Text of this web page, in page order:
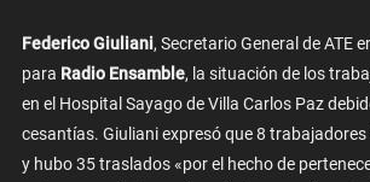
Federico Giuliani, Secretario General de ATE
para Radio Ensamble, la situación de los
en el Hospital Sayago de Villa Carlos Paz
cesantías. Giuliani expresó que 8
y hubo 35 traslados «por el hecho de